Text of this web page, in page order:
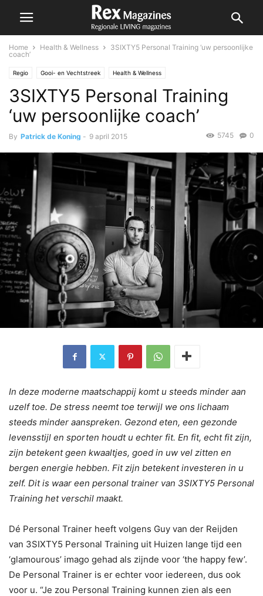
Home Health & Wellness
3SIXTY5 Personal Training ‘uw persoonlijke
coach’
Regio Gooi- en Vechtstreek Health & Wellness
3SIXTY5 Personal Training
‘uw persoonlijke coach’
By Patrick de Koning - 9 april 2015 0
5745
In deze moderne maatschappij komt u steeds minder aan
uzelf toe. De stress neemt toe terwijl we ons lichaam
steeds minder aanspreken. Gezond eten, een gezonde
levensstijl en sporten houdt u echter fit. En fit, echt fit zijn,
zijn betekent geen kwaaltjes, goed in uw vel zitten en
bergen energie hebben. Fit zijn betekent investeren in u
zelf. Dit is waar een personal trainer van 3SIXTY5 Personal
Training het verschil maakt.
Dé Personal Trainer heeft volgens Guy van der Reijden
van 3SIXTY5 Personal Training uit Huizen lange tijd een
‘glamourous’ imago gehad als zijnde voor ‘the happy few’.
De Personal Trainer is er echter voor iedereen, dus ook
voor u. “Je zou Personal Training kunnen zien als een